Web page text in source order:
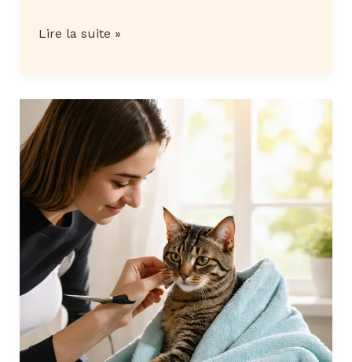
Brosser
à
poils
longs
sans
tirer
ni
faire
mal
:
astuces
incontournables
Lire la suite »